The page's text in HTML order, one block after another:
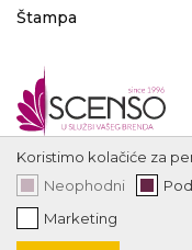
Štampa
Koristimo kolačiće za
Neophodni
Marketing